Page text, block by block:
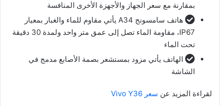
بمقارنة مع سعر الجهاز والأجهزة الأخرى المنافسة
هاتف سامسونج A34 يأتي مقاوم للماء والغبار بمعيار
IP67، مقاومة الماء تصل إلى عمق متر واحد ولمدة 30 دقيقة
تحت الماء
الهاتف يأتي مزود بمستشعر بصمة الأصابع مدمج في
الشاشة
لقراءة المزيد عن سعر Vivo Y36